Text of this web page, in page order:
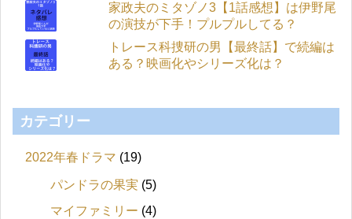
家政夫のミタゾノ3【1話感想】は伊野尾
の演技が下手！プルプルしてる？
トレース科捜研の男【最終話】で続編は
ある？映画化やシリーズ化は？
カテゴリー
2022年春ドラマ (19)
パンドラの果実 (5)
マイファミリー (4)